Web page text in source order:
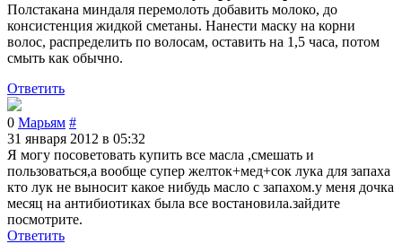
Полстакана миндаля перемолоть добавить молоко, до
консистенция жидкой сметаны. Нанести маску на корни
волос, распределить по волосам, оставить на 1,5 часа, потом
смыть как обычно.
Ответить
0 Марьям #
31 января 2012 в 05:32
Я могу посоветовать купить все масла ,смешать и
пользоваться,а вообще супер желток+мед+сок лука для запаха
кто лук не выносит какое нибудь масло с запахом.у меня дочка
месяц на антибиотиках была все востановила.зайдите
посмотрите.
Ответить